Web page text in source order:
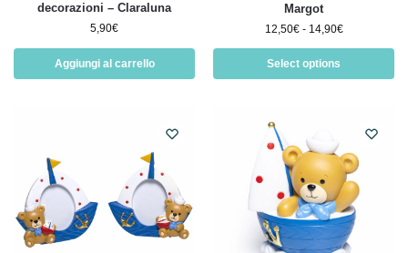
decorazioni – Claraluna
5,90€
Aggiungi al carrello
Margot
12,50€ - 14,90€
Select options